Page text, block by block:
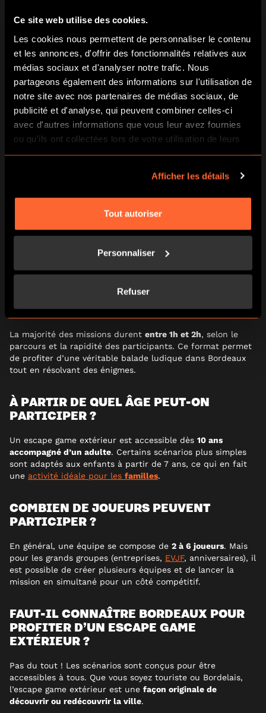
Ce site web utilise des cookies.
Les cookies nous permettent de personnaliser le contenu
et les annonces, d'offrir des fonctionnalités relatives aux
médias sociaux et d'analyser notre trafic. Nous
partageons également des informations sur l'utilisation de
notre site avec nos partenaires de médias sociaux, de
publicité et d'analyse, qui peuvent combiner celles-ci
avec d'autres informations que vous leur avez fournies
ou qu'ils ont collectées lors de votre utilisation de leurs
services.
Afficher les détails
Tout autoriser
Personnaliser
Refuser
VOIR TOUS LES JEUX À BORDEAUX
FAQ – ESCAPE GAME EXTÉRIEUR À
EXTÉRIEUR À BORDEAUX ?
Les tarifs varient selon les prestataires, mais il faut
Certaines formules spéciales existent pour les
COMBIEN DE TEMPS DURE UN ESCAPE
GAME EXTÉRIEUR ?
La majorité des missions durent entre 1h et 2h, selon le
parcours et la rapidité des participants. Ce format permet
de profiter d’une véritable balade ludique dans Bordeaux
tout en résolvant des énigmes.
À PARTIR DE QUEL ÂGE PEUT-ON
PARTICIPER ?
Un escape game extérieur est accessible dès 10 ans
accompagné d’un adulte. Certains scénarios plus simples
sont adaptés aux enfants à partir de 7 ans, ce qui en fait
une activité idéale pour les familles.
COMBIEN DE JOUEURS PEUVENT
PARTICIPER ?
En général, une équipe se compose de 2 à 6 joueurs. Mais
pour les grands groupes (entreprises, EVJF, anniversaires), il
est possible de créer plusieurs équipes et de lancer la
mission en simultané pour un côté compétitif.
FAUT-IL CONNAÎTRE BORDEAUX POUR
PROFITER D’UN ESCAPE GAME
EXTÉRIEUR ?
Pas du tout ! Les scénarios sont conçus pour être
accessibles à tous. Que vous soyez touriste ou Bordelais,
l’escape game extérieur est une façon originale de
découvrir ou redécouvrir la ville.